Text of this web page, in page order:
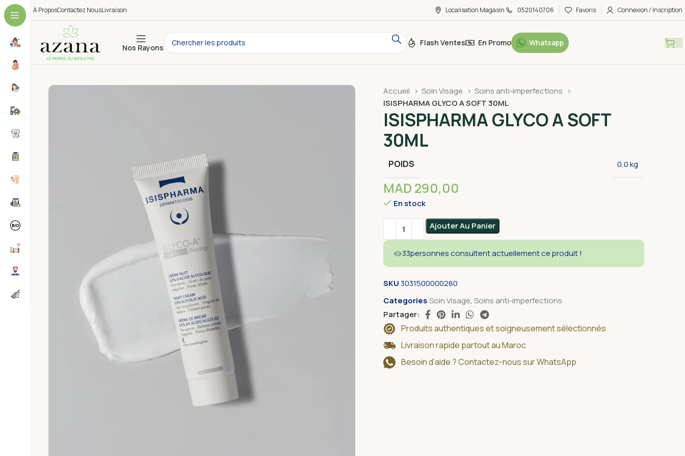
À ProposContactez NousLivraison Localisation Magasin 0520140706 Favoris Connexion / Inscription
Nos Rayons
Flash Ventes En Promo Whatsapp
Accueil Soin Visage
Soins anti-imperfections
ISISPHARMA GLYCO A SOFT 30ML
ISISPHARMA GLYCO A SOFT
30ML
POIDS 0,0 kg
MAD 290,00
En stock
Ajouter Au Panier
33personnes consultent actuellement ce produit !
SKU3031500000280
CategoriesSoin Visage, Soins anti-imperfections
Partager:
Produits authentiques et soigneusement sélectionnés
Livraison rapide partout au Maroc
Besoin d’aide ? Contactez-nous sur WhatsApp